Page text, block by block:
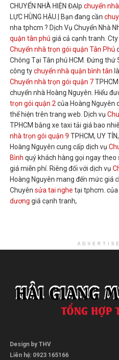
CHUYỂN NHÀ HIỆN ĐẠIp chuyển
LỰC HÙNG HẬU.| Bạn đang cần
nha tphcm ? Dịch Vụ Chuyển Nhà
quận tân phú giá cả cạnh tranh.
Chuyển nhà trọn gói quận Tân Phú
Chóng Tại Tân phú HCM. Đứng
công tychuyển nhà quận bình tân
Chuyển nhà trọn gói quận 7
chuyển nhà Hoàng Nguyên. Hiểu
trọn gói quận 2 của Hoàng Nguyên
thể hiện trên trang web. Dịch vụ
TPHCM bằng xe taxi tải giá bao
nhà trọn gói quận 9 TPHCM, UY
Hoàng Nguyên cung cấp dịch vụ
Bình quý khách hàng gọi ngay
giá miễn phí. Riêng đối với dịch vụ
Hoàng Nguyên mang đến mức giá
Chuyên sửa tai nghe tại tphcm. của
dương giá cạnh tranh,
Design by THV
Liên hệ: 0923 165166